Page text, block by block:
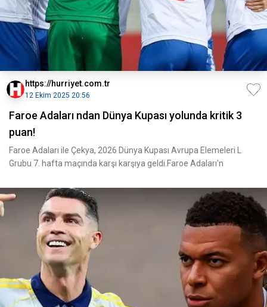
https://hurriyet.com.tr
12 Ekim 2025 20:56
Faroe Adaları ndan Dünya Kupası yolunda kritik 3
puan!
Faroe Adaları ile Çekya, 2026 Dünya Kupası Avrupa Elemeleri L
Grubu 7. hafta maçında karşı karşıya geldi.Faroe Adaları'n